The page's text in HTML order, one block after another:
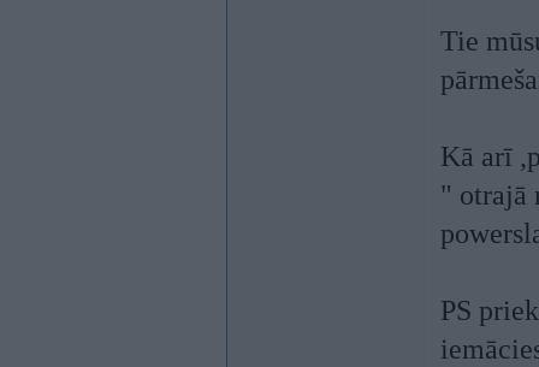
Tie
Kā arī
" otrajā
PS